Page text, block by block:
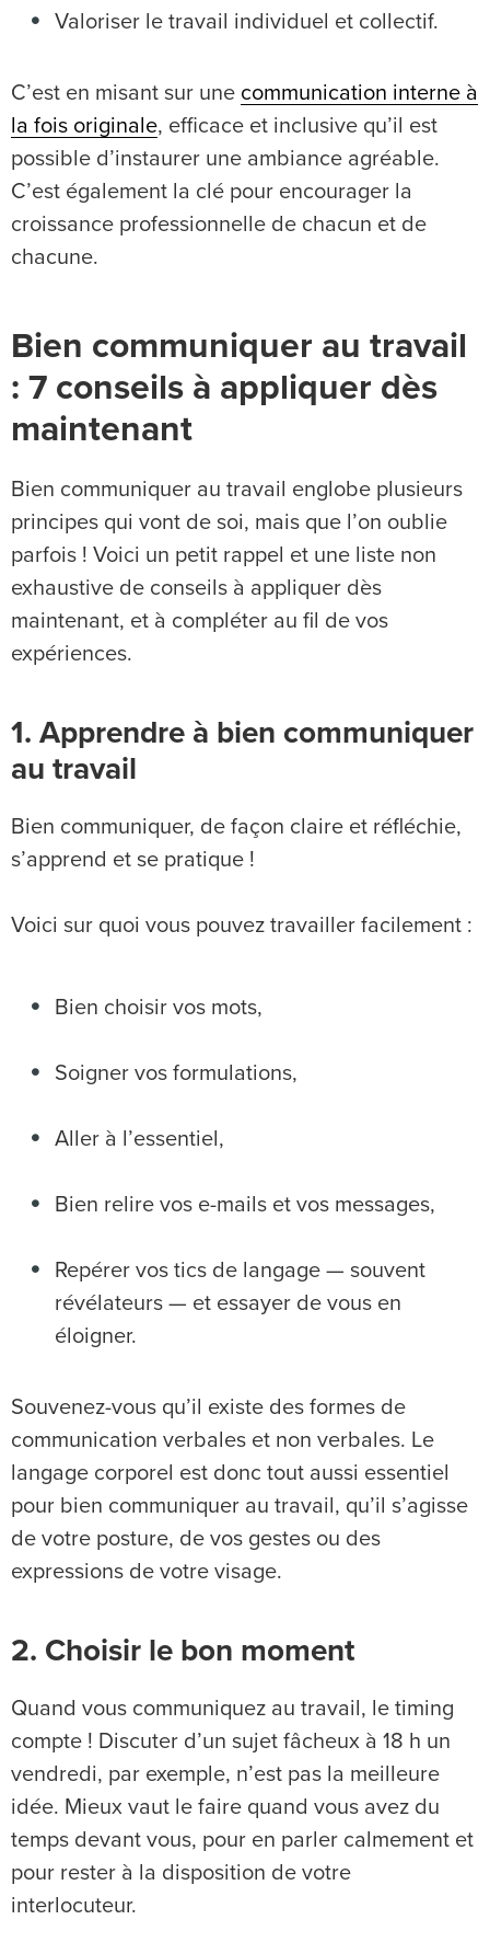
Valoriser le travail individuel et collectif.
C’est en misant sur une communication interne à
la fois originale, efficace et inclusive qu’il est
possible d’instaurer une ambiance agréable.
C’est également la clé pour encourager la
croissance professionnelle de chacun et de
chacune.
Bien communiquer au travail
: 7 conseils à appliquer dès
maintenant
Bien communiquer au travail englobe plusieurs
principes qui vont de soi, mais que l’on oublie
parfois ! Voici un petit rappel et une liste non
exhaustive de conseils à appliquer dès
maintenant, et à compléter au fil de vos
expériences.
1. Apprendre à bien communiquer
au travail
Bien communiquer, de façon claire et réfléchie,
s’apprend et se pratique !
Voici sur quoi vous pouvez travailler facilement :
Bien choisir vos mots,
Soigner vos formulations,
Aller à l’essentiel,
Bien relire vos e-mails et vos messages,
Repérer vos tics de langage — souvent
révélateurs — et essayer de vous en
éloigner.
Souvenez-vous qu’il existe des formes de
communication verbales et non verbales. Le
langage corporel est donc tout aussi essentiel
pour bien communiquer au travail, qu’il s’agisse
de votre posture, de vos gestes ou des
expressions de votre visage.
2. Choisir le bon moment
Quand vous communiquez au travail, le timing
compte ! Discuter d’un sujet fâcheux à 18 h un
vendredi, par exemple, n’est pas la meilleure
idée. Mieux vaut le faire quand vous avez du
temps devant vous, pour en parler calmement et
pour rester à la disposition de votre
interlocuteur.